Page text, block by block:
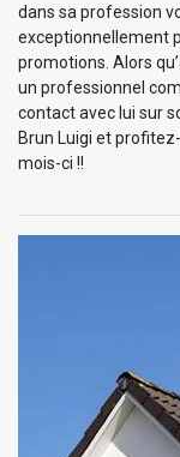
dans sa profession
exceptionnellement
promotions. Alors
un professionnel
contact avec lui sur
Brun Luigi et
mois-ci !!